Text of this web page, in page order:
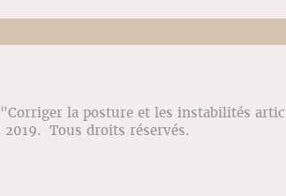
la posture et les instabilités
Tous droits réservés.